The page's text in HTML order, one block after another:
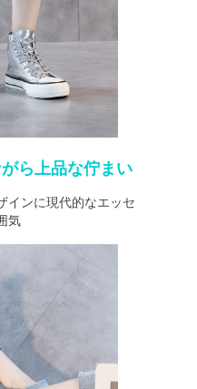
ら上品な佇まい
インに現代的なエッセ
気